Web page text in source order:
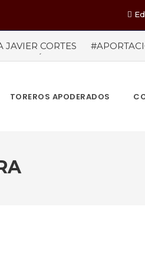
JAVIER CORTES
EL MILLÓN DE ASISTENTES Las
TOREROS APODERADOS